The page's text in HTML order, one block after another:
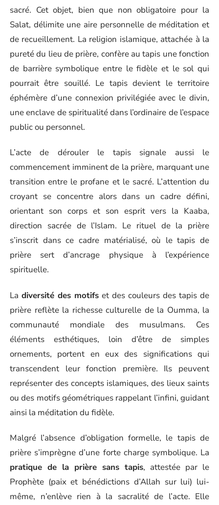
sacré. Cet objet, bien que non obligatoire pour la
Salat, délimite une aire personnelle de méditation et
de recueillement. La religion islamique, attachée à la
pureté du lieu de prière, confère au tapis une fonction
de barrière symbolique entre le fidèle et le sol qui
pourrait être souillé. Le tapis devient le territoire
éphémère d’une connexion privilégiée avec le divin,
une enclave de spiritualité dans l’ordinaire de l’espace
public ou personnel.
L’acte de dérouler le tapis signale aussi le
commencement imminent de la prière, marquant une
transition entre le profane et le sacré. L’attention du
croyant se concentre alors dans un cadre défini,
orientant son corps et son esprit vers la Kaaba,
direction sacrée de l’Islam. Le rituel de la prière
s’inscrit dans ce cadre matérialisé, où le tapis de
prière sert d’ancrage physique à l’expérience
spirituelle.
La diversité des motifs et des couleurs des tapis de
prière reflète la richesse culturelle de la Oumma, la
communauté mondiale des musulmans. Ces
éléments esthétiques, loin d’être de simples
ornements, portent en eux des significations qui
transcendent leur fonction première. Ils peuvent
représenter des concepts islamiques, des lieux saints
ou des motifs géométriques rappelant l’infini, guidant
ainsi la méditation du fidèle.
Malgré l’absence d’obligation formelle, le tapis de
prière s’imprègne d’une forte charge symbolique. La
pratique de la prière sans tapis, attestée par le
Prophète (paix et bénédictions d’Allah sur lui) lui-
même, n’enlève rien à la sacralité de l’acte. Elle